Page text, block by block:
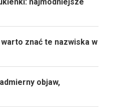
znać te nazwiska w
objaw,